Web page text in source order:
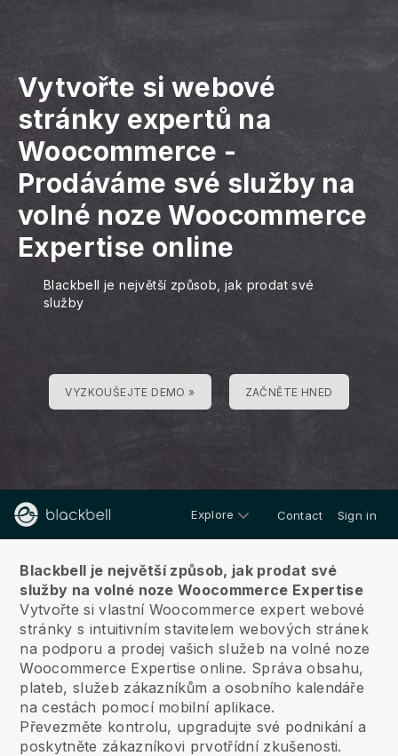
Vytvořte si webové
stránky expertů na
Woocommerce -
Prodáváme své služby na
volné noze Woocommerce
Expertise online
Blackbell je největší způsob, jak prodat své
služby
VYZKOUŠEJTE DEMO » ZAČNĚTE HNED
Explore Contact Sign in
Blackbell je největší způsob, jak prodat své
služby na volné noze Woocommerce Expertise
Vytvořte si vlastní Woocommerce expert webové
stránky s intuitivním stavitelem webových stránek
na podporu a prodej vašich služeb na volné noze
Woocommerce Expertise online. Správa obsahu,
plateb, služeb zákazníkům a osobního kalendáře
na cestách pomocí mobilní aplikace.
Převezměte kontrolu, upgradujte své podnikání a
poskytněte zákazníkovi prvotřídní zkušenosti.